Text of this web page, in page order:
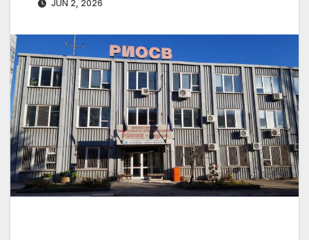
JUN 2, 2026